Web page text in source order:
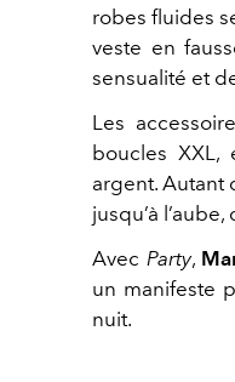
robes fluides
veste en
sensualité et
Les
boucles XXL,
argent. Autant
jusqu’à
Avec Party,
un manifeste
nuit.